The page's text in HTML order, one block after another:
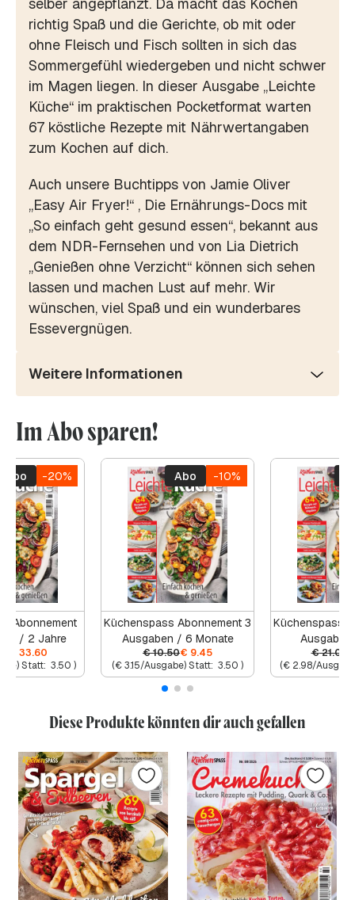
richtig Spaß und die Gerichte, ob mit oder
ohne Fleisch und Fisch sollten in sich das
Sommergefühl wiedergeben und nicht schwer
im Magen liegen. In dieser Ausgabe „Leichte
Küche“ im praktischen Pocketformat warten
67 köstliche Rezepte mit Nährwertangaben
zum Kochen auf dich.
Auch unsere Buchtipps von Jamie Oliver
„Easy Air Fryer!“ , Die Ernährungs-Docs mit
„So einfach geht gesund essen“, bekannt aus
dem NDR-Fernsehen und von Lia Dietrich
„Genießen ohne Verzicht“ können sich sehen
lassen und machen Lust auf mehr. Wir
wünschen, viel Spaß und ein wunderbares
Essevergnügen.
Weitere Informationen
Im Abo sparen!
Abo -20%
Abonnement
/ 2 Jahre
33.60
Statt: 3.50 )
Abo -10%
Küchenspass Abonnement 3
Ausgaben / 6 Monate
€10.50€ 9.45
(€3.15/Ausgabe) Statt: 3.50 )
Küchenspass
€21.00
(€2.98/
Diese Produkte könnten dir auch gefallen